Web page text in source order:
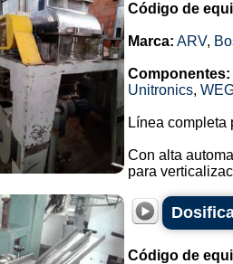
Código de
Marca: ARV,
Componentes:
Unitronics,
Línea completa
Con alta
para
Código de